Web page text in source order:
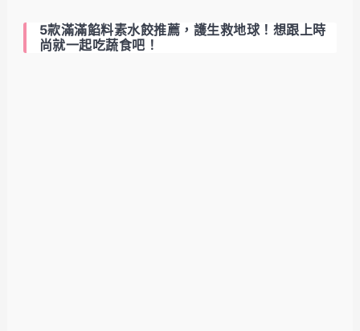
5款滿滿餡料素水餃推薦，護生救地球！想跟上時
尚就一起吃蔬食吧！